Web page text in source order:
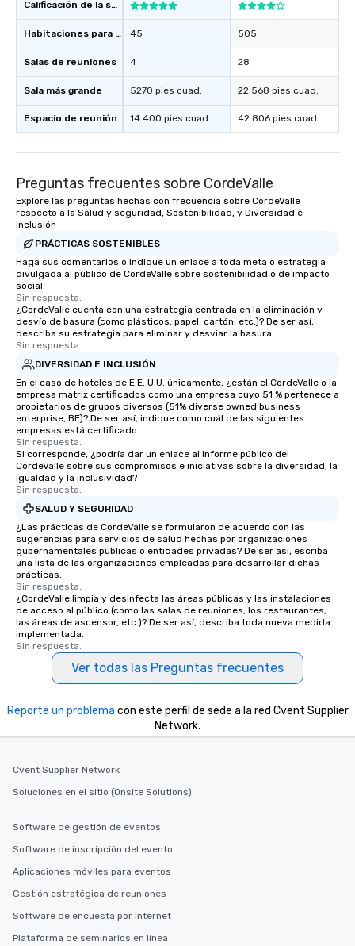
For added ease, we can even arrange
transportation pick-up and drop-off,
as well as an event photographer. And
for groups that desire an extra luxe
glittering lights of The Strip. A
Memorable Experience for All Lip
Smacking Foodie Tours offers a way
experienced, and all are sure to
remember. Our one-of-a-kind tours
are special, from the first stop to the
will reminisce about long after they
leave. Location, Location, Location
One of the best reasons to book is the
convenient and efficient way the
experience is designed. All
restaurants are within an easy
walking distance of each other. The
short stroll allows your group
members a chance to engage in prime
networking opportunities before
heading to the next place on your tour
itinerary. You Get a Dinner and a Show
Our tours offer an exquisite feast plus
entertainment. All tours include a
knowledgeable, professional guide
fascinating stories. Several other
interactive experiences are included
along the way exclusively to our tours,
ensuring there is never a dull moment.
Different Types of Cuisine Our
experiences offer the ability to enjoy
several renowned restaurants in one
convenient outing, including ones you
and your guests might not have
discovered otherwise on your own or
a way to try some of the finest spots
selected dishes are curated to our
delight any palate. Tours Available
group experience, booking flexibility is
key. Whether you desire a tour during
business hours or early evening right
you to provide options that fit your
needs. Go for as Long or as Short as
You Like Along with flexible
Calificación de la sede
Habitaciones para huéspedes
Salas de reuniones
Sala más grande
Espacio de reunión
45
4
5270 pies cuad.
14.400 pies cuad.
505
28
22.568 pies cuad.
42.806 pies cuad.
Preguntas frecuentes sobre CordeValle
Explore las preguntas hechas con frecuencia sobre CordeValle
respecto a la Salud y seguridad, Sostenibilidad, y Diversidad e
inclusión
PRÁCTICAS SOSTENIBLES
Haga sus comentarios o indique un enlace a toda meta o estrategia
divulgada al público de CordeValle sobre sostenibilidad o de impacto
social.
Sin respuesta.
¿CordeValle cuenta con una estrategia centrada en la eliminación y
desvío de basura (como plásticos, papel, cartón, etc.)? De ser así,
describa su estrategia para eliminar y desviar la basura.
Sin respuesta.
DIVERSIDAD E INCLUSIÓN
En el caso de hoteles de E.E. U.U. únicamente, ¿están el CordeValle o la
empresa matriz certificados como una empresa cuyo 51 % pertenece a
propietarios de grupos diversos (51% diverse owned business
enterprise, BE)? De ser así, indique como cuál de las siguientes
empresas está certificado.
Sin respuesta.
Si corresponde, ¿podría dar un enlace al informe público del
CordeValle sobre sus compromisos e iniciativas sobre la diversidad, la
igualdad y la inclusividad?
Sin respuesta.
SALUD Y SEGURIDAD
¿Las prácticas de CordeValle se formularon de acuerdo con las
sugerencias para servicios de salud hechas por organizaciones
gubernamentales públicas o entidades privadas? De ser así, escriba
una lista de las organizaciones empleadas para desarrollar dichas
prácticas.
Sin respuesta.
¿CordeValle limpia y desinfecta las áreas públicas y las instalaciones
de acceso al público (como las salas de reuniones, los restaurantes,
las áreas de ascensor, etc.)? De ser así, describa toda nueva medida
implementada.
Sin respuesta.
Ver todas las Preguntas frecuentes
Reporte un problema con este perfil de sede a la red Cvent Supplier
Network.
Cvent Supplier Network
Soluciones en el sitio (Onsite Solutions)
Software de gestión de eventos
Software de inscripción del evento
Aplicaciones móviles para eventos
Gestión estratégica de reuniones
Software de encuesta por Internet
Plataforma de seminarios en línea